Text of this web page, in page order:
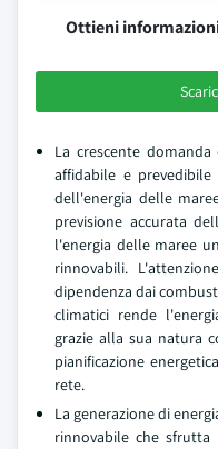
Ottieni
La crescente
affidabile e
dell'energia delle
previsione accurata
l'energia delle maree
rinnovabili.
dipendenza dai
climatici rende
grazie alla sua natura
pianificazione
rete.
La generazione di
rinnovabile che